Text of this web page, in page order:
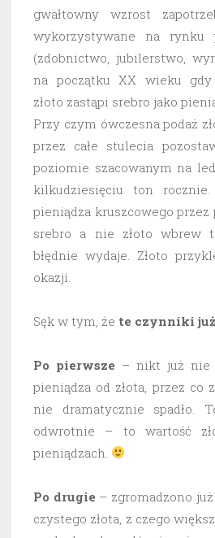
gwałtowny wzrost
wykorzystywane na rynku
(zdobnictwo, jubilerstwo,
na początku XX wieku gdy
złoto zastąpi srebro jako
Przy czym ówczesna podaż
przez całe stulecia
poziomie szacowanym na
kilkudziesięciu ton
pieniądza kruszcowego przez
srebro a nie złoto wbrew
błędnie wydaje. Złoto
okazji.
Sęk w tym, że te czynniki już
Po pierwsze – nikt już nie
pieniądza od złota, przez co
nie dramatycznie spadło.
odwrotnie – to wartość
pieniądzach.
Po drugie – zgromadzono
czystego złota, z czego